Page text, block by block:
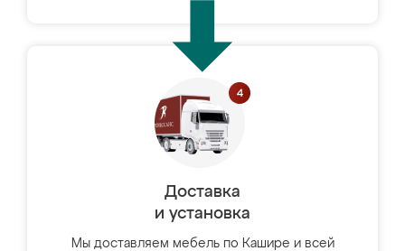
Доставка
и установка
Мы доставляем мебель по Кашире и всей